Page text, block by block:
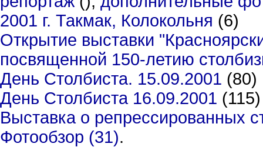
2001 г. Такмак, Колокольня (6)
Открытие выставки
посвященной 150-летию
День Столбиста. 15.09.2001 (80)
День Столбиста 16.09.2001 (115)
Выставка о репрессированных
Фотообзор (31).